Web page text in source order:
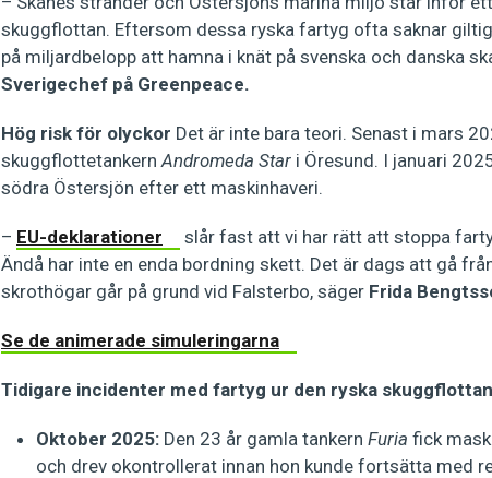
skuggflottan. Eftersom dessa ryska fartyg ofta saknar
på miljardbelopp att hamna i knät på svenska och danska
Sverigechef på Greenpeace.
Hög risk för olyckor Det är inte bara teori. Senast i mars
skuggflottetankernAndromeda Star i Öresund. I januari
södra Östersjön efter ett maskinhaveri.
– EU-deklarationer
slår fast att vi har rätt att stoppa
Ändå har inte en enda bordning skett. Det är dags att gå
skrothögar går på grund vid Falsterbo, säger Frida
Se de animerade simuleringarna
Tidigare incidenter med fartyg ur den ryska
Oktober 2025: Den 23 år gamla tankern Furia fick
och drev okontrollerat innan hon kunde fortsätta med